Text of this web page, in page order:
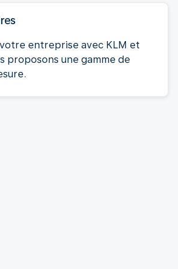
entreprise avec KLM et
proposons une gamme de